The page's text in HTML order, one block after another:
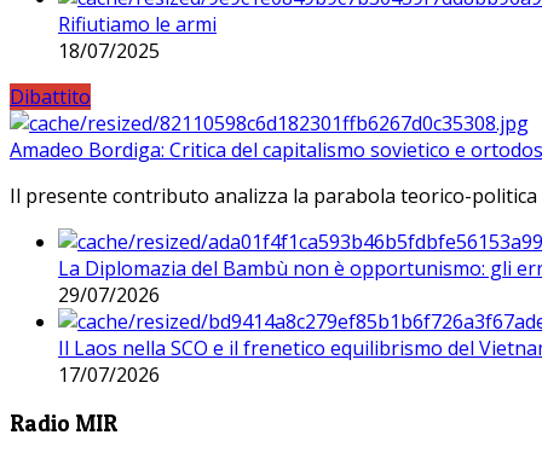
Rifiutiamo le armi
18/07/2025
Dibattito
Amadeo Bordiga: Critica del capitalismo sovietico e
Il presente contributo analizza la parabola teorico-
La Diplomazia del Bambù non è opportunismo: gli
29/07/2026
Il Laos nella SCO e il frenetico equilibrismo del
17/07/2026
Radio MIR